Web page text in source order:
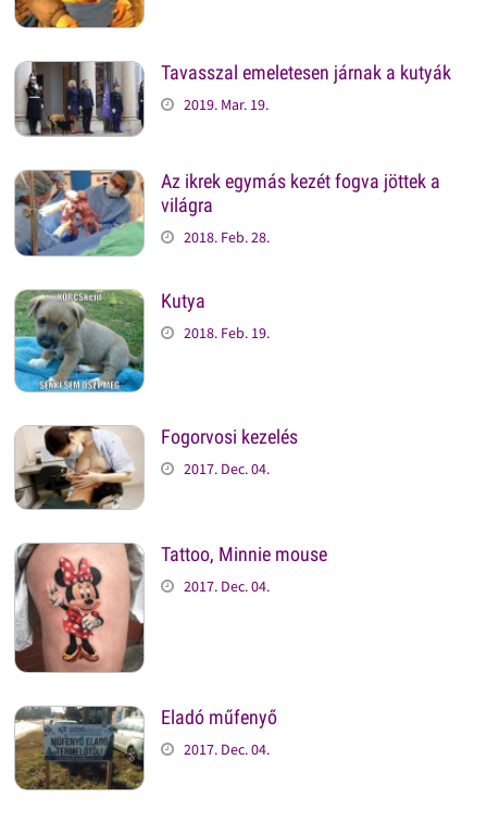
Tavasszal emeletesen járnak a kutyák
2019. Mar. 19.
Az ikrek egymás kezét fogva jöttek a
világra
2018. Feb. 28.
Kutya
2018. Feb. 19.
Fogorvosi kezelés
2017. Dec. 04.
Tattoo, Minnie mouse
2017. Dec. 04.
Eladó műfenyő
2017. Dec. 04.